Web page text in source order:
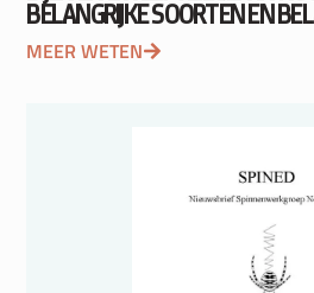
BELANGRIJKE SOORTEN EN
MEER WETEN